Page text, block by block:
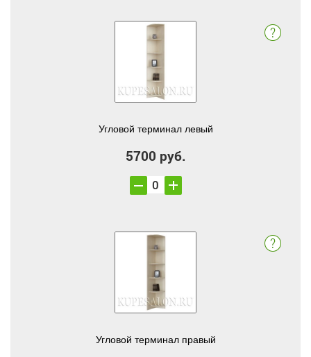
Угловой терминал левый
5700 руб.
Угловой терминал правый